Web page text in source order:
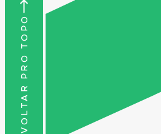
VOLTAR PRO TOPO